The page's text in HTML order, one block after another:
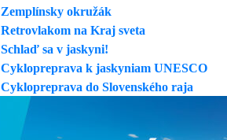
Zemplínsky okružák
Retrovlakom na Kraj sveta
Schlaď sa v jaskyni!
Cyklopreprava k jaskyniam UNESCO
Cyklopreprava do Slovenského raja